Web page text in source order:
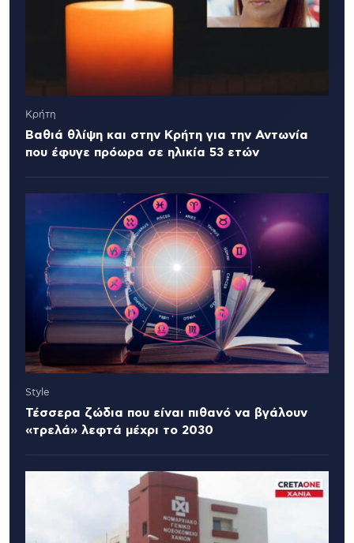
Κρήτη
Βαθιά θλίψη και στην Κρήτη για την Αντωνία
που έφυγε πρόωρα σε ηλικία 53 ετών
Style
Τέσσερα ζώδια που είναι πιθανό να βγάλουν
«τρελά» λεφτά μέχρι το 2030